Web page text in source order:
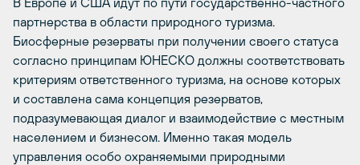
партнерства в области природного туризма.
Биосферные резерваты при получении своего статуса
согласно принципам ЮНЕСКО должны соответствовать
критериям ответственного туризма, на основе которых
и составлена сама концепция резерватов,
подразумевающая диалог и взаимодействие с местным
населением и бизнесом. Именно такая модель
управления особо охраняемыми природными